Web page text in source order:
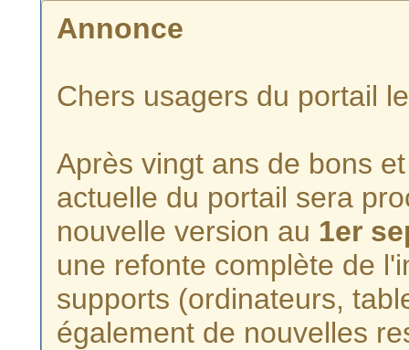
Annonce
Chers usagers du portail
Après vingt ans de bons
actuelle du portail sera
nouvelle version au 1er
une refonte complète de
supports (ordinateurs,
également de nouvelles